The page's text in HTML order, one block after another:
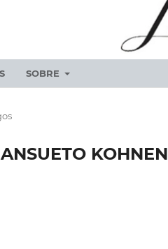
SOBRE
KOHNEN